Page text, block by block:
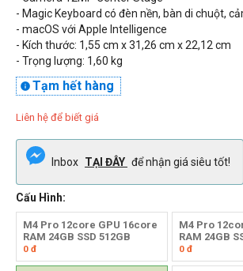
- Magic Keyboard có đèn nền, bàn di chuột,
- macOS với Apple Intelligence
- Kích thước: 1,55 cm x 31,26 cm x 22,12 cm
- Trọng lượng: 1,60 kg
Tạm hết hàng

Liên hệ để biết giá
Inbox TẠI ĐÂY để nhận giá siêu tốt!
Cấu Hình:
M4 Pro 12core GPU 16core
RAM 24GB SSD 512GB
0 đ
M4 Pro
RAM 24GB
0đ